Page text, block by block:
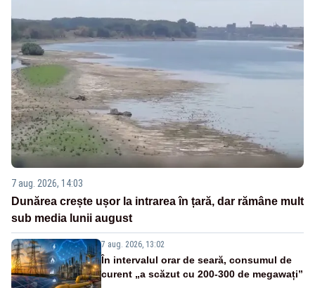
7 aug. 2026, 14:03
Dunărea crește ușor la intrarea în țară, dar rămâne mult
sub media lunii august
7 aug. 2026, 13:02
În intervalul orar de seară, consumul de
curent „a scăzut cu 200-300 de megawați”